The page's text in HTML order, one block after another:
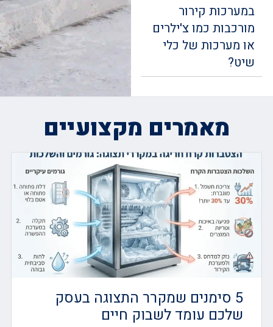
במערכות קירור
מורכבות כמו צ'ילרים
או מערכות של כלי
שיט?
מאמרים מקצועיים
5 סימנים שמקרר התצוגה בעסק
שלכם עומד לשבוק חיים